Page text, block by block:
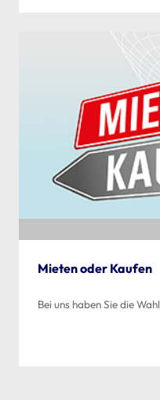
Mieten oder Kaufen
Bei uns haben Sie die Wahl